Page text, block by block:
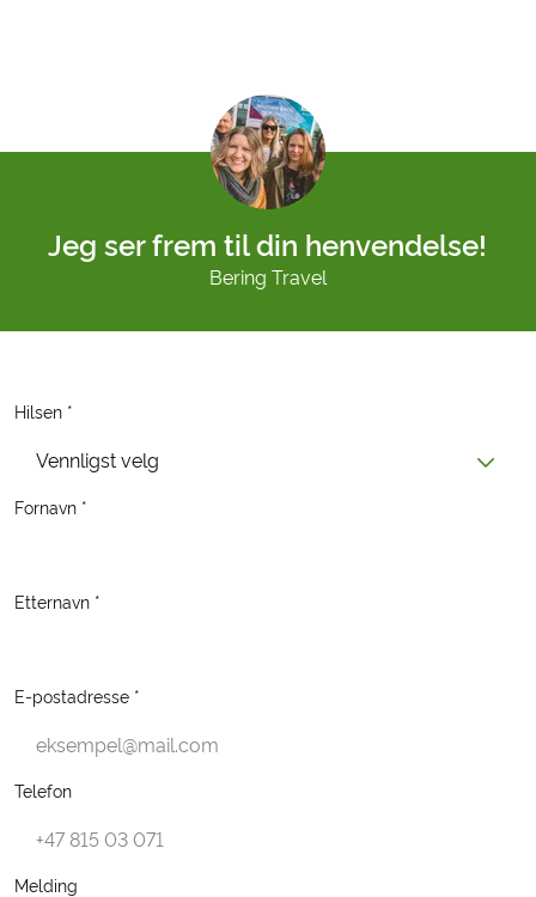
Jeg ser frem til din henvendelse!
Bering Travel
Hilsen *
Vennligst velg
Fornavn *
Etternavn *
E-postadresse *
Telefon
Melding